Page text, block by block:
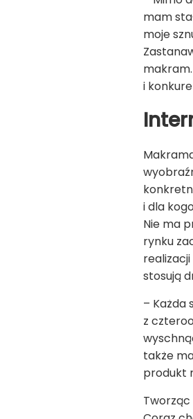
mam
moje
i
i dla
Nie ma
rynku
stosują
– Każda
z
także
produkt
Tworząc